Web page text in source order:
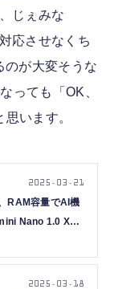
じぇみな
応させなくち
のが大変そうな
っても「OK、
います。
RAM容量でAI機
Nano 1.0 XXS
2025.03.21
2025.03.18